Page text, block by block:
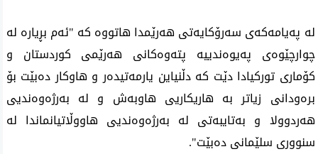
له‌ په‌یامه‌كه‌ی‌ سه‌رۆكایه‌تی‌ هه‌رێمدا هاتووه‌ كه‌ "ئه‌م بڕیاره‌ له‌
چوارچێوه‌ی په‌یوه‌ندییه‌ پته‌وه‌كانی هه‌رێمی كوردستان و
كۆماری توركیادا دێت كه‌ دڵنیاین یارمه‌تیده‌ر و هاوكار ده‌بێت بۆ
بره‌ودانی زیاتر به‌ هاریكاریی هاوبه‌ش و له‌ به‌رژه‌وه‌ندیی
هه‌ردوولا و به‌تایبه‌تی له‌ به‌رژه‌وه‌ندیی هاووڵاتیانماندا له‌
سنووری سلێمانی ده‌بێت".